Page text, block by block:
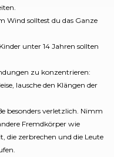
Wind solltest du das Ganze
unter 14 Jahren sollten
zu konzentrieren:
lausche den Klängen der
besonders verletzlich. Nimm
Fremdkörper wie
die zerbrechen und die Leute